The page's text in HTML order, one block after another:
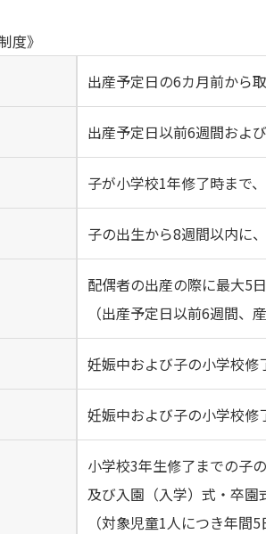
度》
出産予定日の6カ月前から
出産予定日以前6週間およ
子が小学校1年修了時まで
子の出生から8週間以内に
配偶者の出産の際に最大5
（出産予定日以前6週間、
妊娠中および子の小学校
妊娠中および子の小学校
小学校3年生修了までの子
及び入園（入学）式・卒園
（対象児童1人につき年間